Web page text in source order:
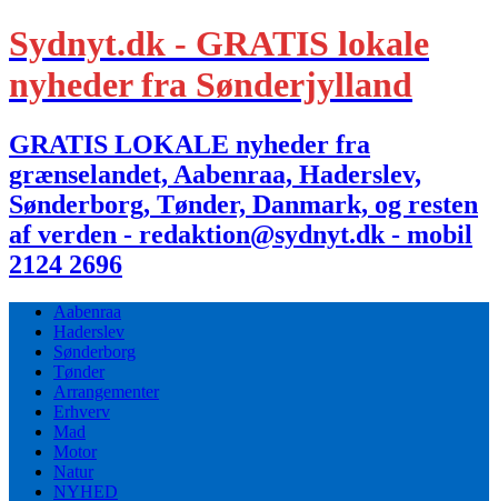
Sydnyt.dk - GRATIS lokale
nyheder fra Sønderjylland
GRATIS LOKALE nyheder fra
grænselandet, Aabenraa, Haderslev,
Sønderborg, Tønder, Danmark, og resten
af verden - redaktion@sydnyt.dk - mobil
2124 2696
Aabenraa
Haderslev
Sønderborg
Tønder
Arrangementer
Erhverv
Mad
Motor
Natur
NYHED